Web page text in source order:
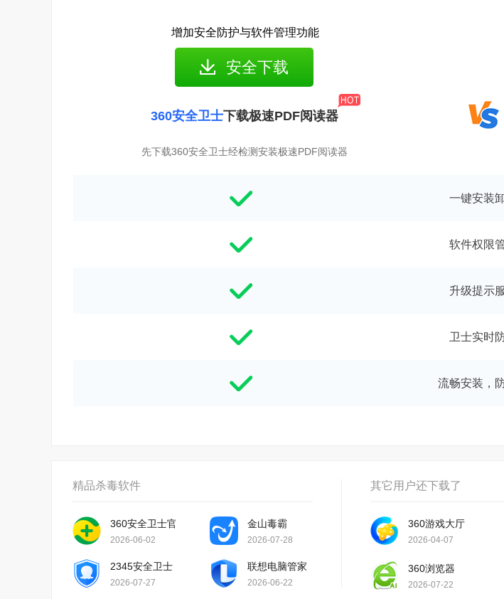
增加安全防护与软件管理功能
安全下载
360安全卫士下载极速PDF阅读器
先下载360安全卫士经检测安装极速PDF阅读器
一键安装
软件权限
升级提示
卫士实时
流畅安装，
精品杀毒软件
360安全卫士官方版
2026-06-02
金山毒霸
2026-07-28
2345安全卫士
2026-07-27
联想电脑管家
2026-06-22
其它用户还下载了
360游戏大厅
2026-04-07
360浏览器
2026-07-22